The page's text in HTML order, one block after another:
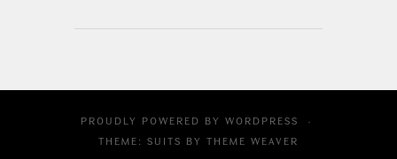
PROUDLY POWERED BY WORDPRESS
·
THEME: SUITS BY THEME WEAVER